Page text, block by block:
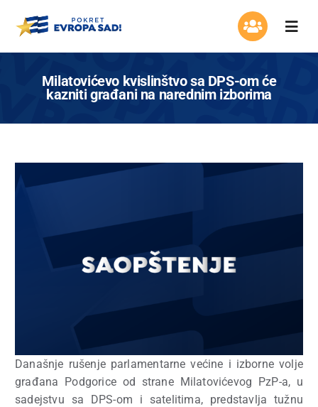
Milatovićevo kvislinštvo sa DPS-om će
kazniti građani na narednim izborima
Današnje rušenje parlamentarne većine i izborne volje
građana Podgorice od strane Milatovićevog PzP-a, u
sadejstvu sa DPS-om i satelitima, predstavlja tužnu